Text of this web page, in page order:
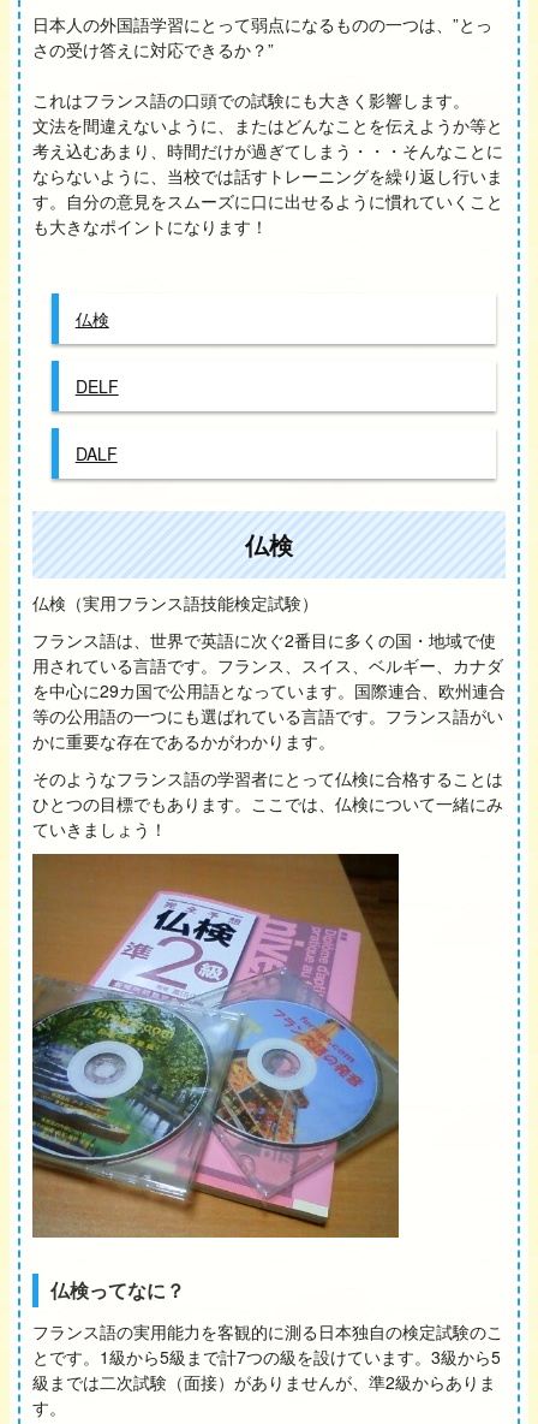
日本人の外国語学習にとって弱点になるものの一つは、”とっ
さの受け答えに対応できるか？”
これはフランス語の口頭での試験にも大きく影響します。
文法を間違えないように、またはどんなことを伝えようか等と
考え込むあまり、時間だけが過ぎてしまう・・・そんなことに
ならないように、当校では話すトレーニングを繰り返し行いま
す。自分の意見をスムーズに口に出せるように慣れていくこと
も大きなポイントになります！
仏検
DELF
DALF
仏検
仏検（実用フランス語技能検定試験）
フランス語は、世界で英語に次ぐ2番目に多くの国・地域で使
用されている言語です。フランス、スイス、ベルギー、カナダ
を中心に29カ国で公用語となっています。国際連合、欧州連合
等の公用語の一つにも選ばれている言語です。フランス語がい
かに重要な存在であるかがわかります。
そのようなフランス語の学習者にとって仏検に合格することは
ひとつの目標でもあります。ここでは、仏検について一緒にみ
ていきましょう！
仏検ってなに？
フランス語の実用能力を客観的に測る日本独自の検定試験のこ
とです。1級から5級まで計7つの級を設けています。3級から5
級までは二次試験（面接）がありませんが、準2級からありま
す。